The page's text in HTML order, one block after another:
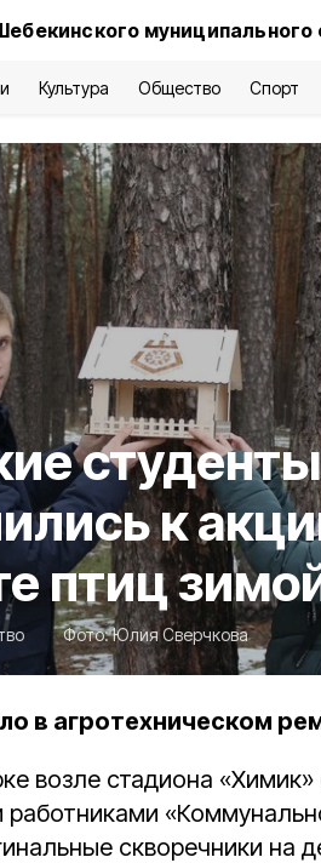
муниципального
Культура Общество Спорт
студенты
к
птиц
Фото:Юлия Сверчкова
в агротехническом
возле стадиона
работниками
скворечники на